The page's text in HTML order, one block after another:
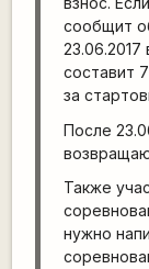
сообщит
составит
за
После
Также
нужно